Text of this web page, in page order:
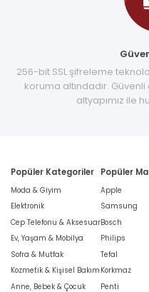
256-bit SSL şifreleme
koruma altındadır.
altyapımız ile
Popüler Kategoriler
Moda & Giyim
Elektronik
Cep Telefonu & Aksesuar
Ev, Yaşam & Mobilya
Sofra & Mutfak
Kozmetik & Kişisel Bakım
Anne, Bebek & Çocuk
Popüler
Apple
Samsung
Bosch
Philips
Tefal
Korkmaz
Penti